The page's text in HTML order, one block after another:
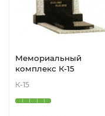
Мемориальный
комплекс К-15
К-15